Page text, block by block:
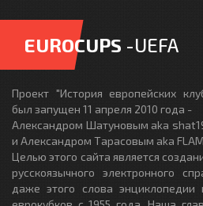
EUROCUPS -UEFA
Проект "История европейских
был запущен 11 апреля 2010 года -
Александром Шатуновым aka
и Александром Тарасовым aka
Целью этого сайта является
русскоязычного электронного
даже этого слова энциклопедии